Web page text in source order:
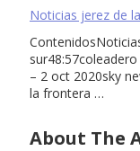
Noticias jerez de
– 2 oct 2020sky
la frontera …
About The